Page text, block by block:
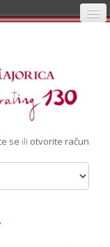
se ili otvorite račun